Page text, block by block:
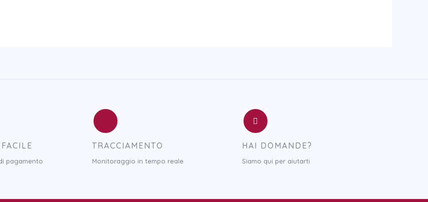
pagamento
TRACCIAMENTO
Monitoraggio in tempo reale
HAI DOMANDE?
Siamo qui per aiutarti